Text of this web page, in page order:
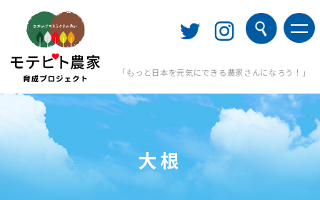
「もっと日本を元気にできる農家さんになろう！」
大根